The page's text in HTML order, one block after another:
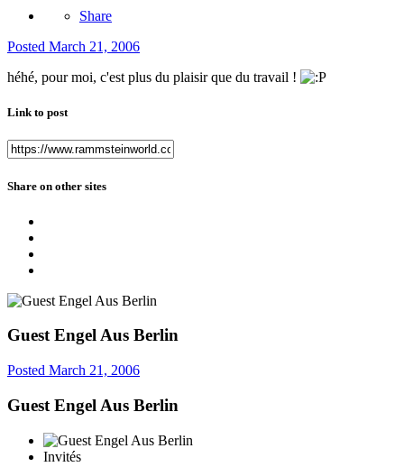
Share
Posted March 21, 2006
héhé, pour moi, c'est plus du plaisir que du travail !
Link to post
Share on other sites
Guest Engel Aus Berlin
Posted March 21, 2006
Guest Engel Aus Berlin
Invités